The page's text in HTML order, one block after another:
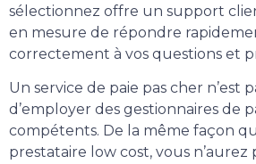
sélectionnez offre un support
en mesure de répondre
correctement à vos questions et
Un service de paie pas cher n’est
d’employer des gestionnaires de
compétents. De la même façon
prestataire low cost, vous n’aurez